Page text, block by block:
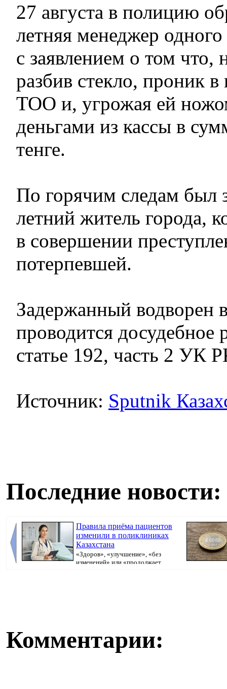
27 августа в полицию
летняя менеджер
с заявлением о том что,
разбив стекло, проник в
ТОО и, угрожая ей
деньгами из кассы в
тенге.
По горячим следам был
летний житель города,
в совершении
потерпевшей.
Задержанный водворен
проводится досудебное
статье 192, часть 2 УК
Источник: Sputnik
Последние новости:
Правила приёма пациентов
изменили в поликлиниках
Казахстана
«Здоров», «улучшение», «без
изменений» или «продолжает
Комментарии: